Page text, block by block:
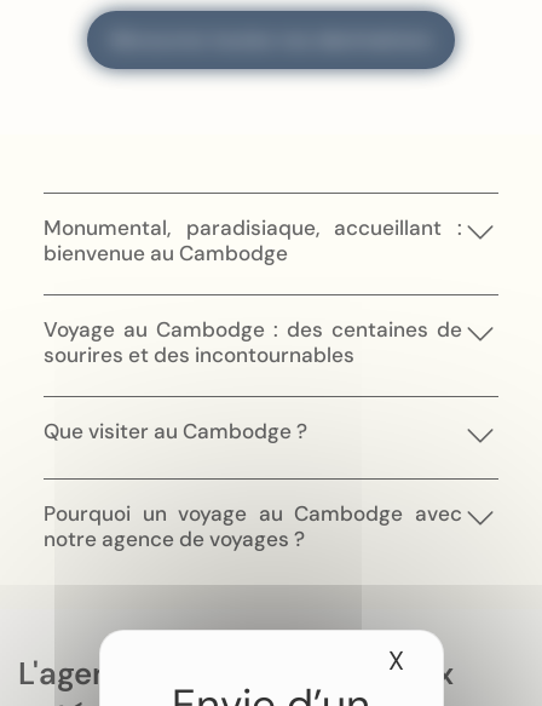
X Masquer
Monumental, paradisiaque, accueillant :
bienvenue au Cambodge
Voyage au Cambodge : des centaines de
sourires et des incontournables
Que visiter au Cambodge ?
Pourquoi un voyage au Cambodge avec
notre agence de voyages ?
L'agence de voyages la mieux